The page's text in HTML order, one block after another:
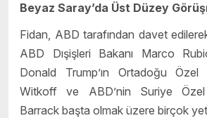
Beyaz Saray’da Üst Düzey
Fidan, ABD tarafından davet
ABD Dışişleri Bakanı Marco
Donald Trump’ın Ortadoğu
Witkoff ve ABD’nin Suriye
Barrack başta olmak üzere birçok